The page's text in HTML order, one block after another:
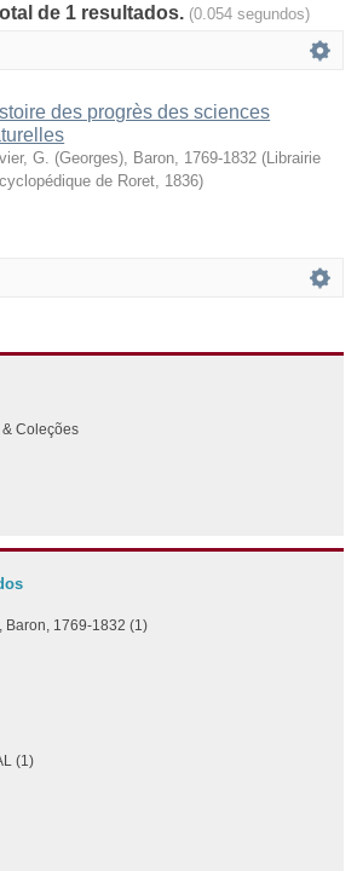
de 1 resultados. (0.054 segundos)
des progrès des sciences
G. (Georges), Baron, 1769-1832 ( Librairie
de Roret 1836)
Coleções
Baron, 1769-1832 (1)
(1)